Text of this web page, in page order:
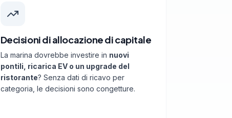
Decisioni di allocazione di capitale
La marina dovrebbe investire in nuovi
pontili, ricarica EV o un upgrade del
ristorante? Senza dati di ricavo per
categoria, le decisioni sono congetture.